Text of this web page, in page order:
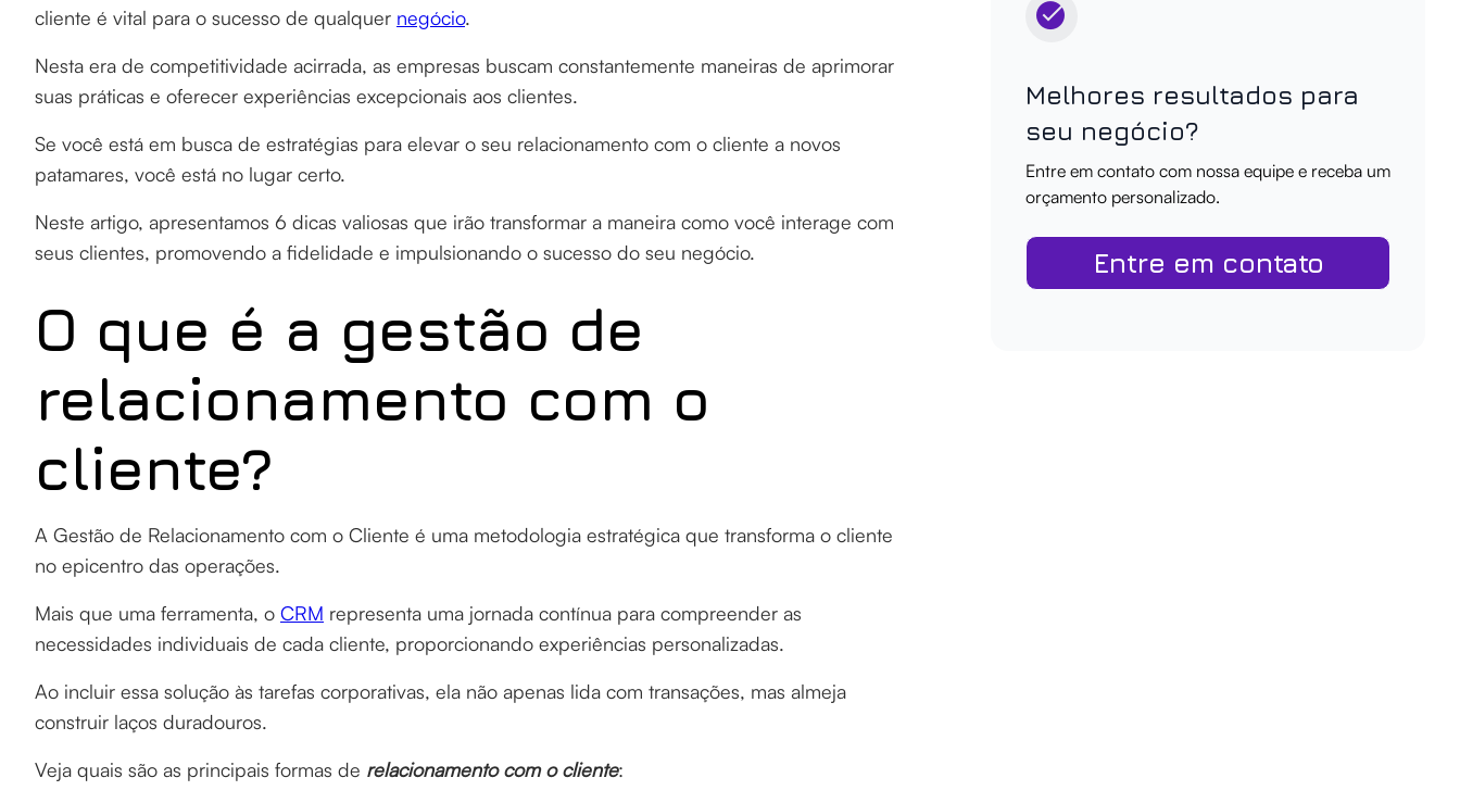
cliente é vital para o sucesso de qualquer negócio.
Nesta era de competitividade acirrada, as empresas buscam constantemente maneiras de aprimorar
suas práticas e oferecer experiências excepcionais aos clientes.
Se você está em busca de estratégias para elevar o seu relacionamento com o cliente a novos
patamares, você está no lugar certo.
Neste artigo, apresentamos 6 dicas valiosas que irão transformar a maneira como você interage com
seus clientes, promovendo a fidelidade e impulsionando o sucesso do seu negócio.
O que é a gestão de
relacionamento com o
cliente?
A Gestão de Relacionamento com o Cliente é uma metodologia estratégica que transforma o cliente
no epicentro das operações.
Mais que uma ferramenta, o CRM representa uma jornada contínua para compreender as
necessidades individuais de cada cliente, proporcionando experiências personalizadas.
Ao incluir essa solução às tarefas corporativas, ela não apenas lida com transações, mas almeja
construir laços duradouros.
Veja quais são as principais formas de relacionamento com o cliente:
Melhores resultados para
seu negócio?
Entre em contato com nossa equipe e receba um
orçamento personalizado.
Entre em contato